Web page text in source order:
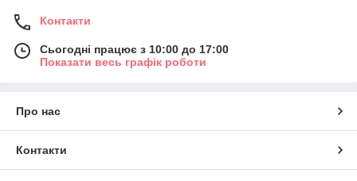
Контакти
Сьогодні працює з 10:00 до 17:00
Показати весь графік роботи
Про нас
Контакти